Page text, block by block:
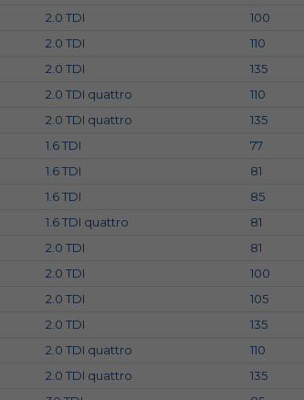
2.0 TDI 100
2.0 TDI 110
2.0 TDI 135
2.0 TDI quattro 110
2.0 TDI quattro 135
1.6 TDI 77
1.6 TDI 81
1.6 TDI 85
1.6 TDI quattro 81
2.0 TDI 81
2.0 TDI 100
2.0 TDI 105
2.0 TDI 135
2.0 TDI quattro 110
2.0 TDI quattro 135